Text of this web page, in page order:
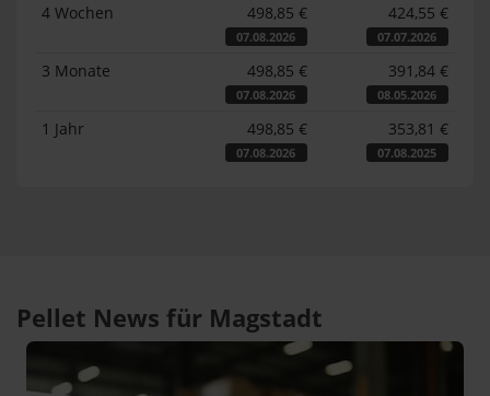
4 Wochen
498,85 €
07.08.2026
424,55 €
07.07.2026
3 Monate 498,85 €
07.08.2026
391,84 €
08.05.2026
1 Jahr 498,85 €
07.08.2026
353,81 €
07.08.2025
Pellet News für Magstadt